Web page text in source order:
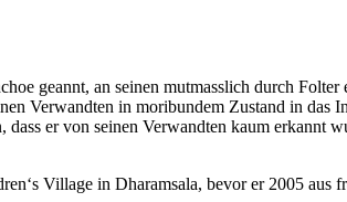
geannt, an seinen mutmasslich durch
Verwandten in moribundem Zustand in
er von seinen Verwandten kaum erkannt
Village in Dharamsala, bevor er 2005 aus